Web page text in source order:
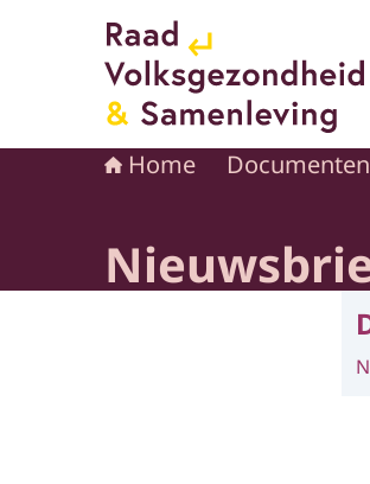
Naar de homepage van
Home Documenten